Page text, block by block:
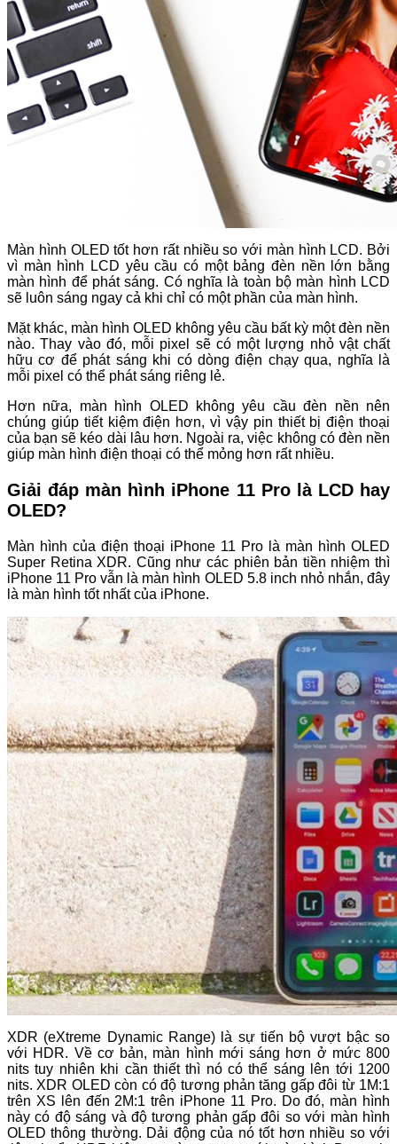
Màn hình OLED tốt hơn rất nhiều so với màn hình LCD. Bởi
vì màn hình LCD yêu cầu có một bảng đèn nền lớn bằng
màn hình để phát sáng. Có nghĩa là toàn bộ màn hình LCD
sẽ luôn sáng ngay cả khi chỉ có một phần của màn hình.
Mặt khác, màn hình OLED không yêu cầu bất kỳ một đèn nền
nào. Thay vào đó, mỗi pixel sẽ có một lượng nhỏ vật chất
hữu cơ để phát sáng khi có dòng điện chạy qua, nghĩa là
mỗi pixel có thể phát sáng riêng lẻ.
Hơn nữa, màn hình OLED không yêu cầu đèn nền nên
chúng giúp tiết kiệm điện hơn, vì vậy pin thiết bị điện thoại
của bạn sẽ kéo dài lâu hơn. Ngoài ra, việc không có đèn nền
giúp màn hình điện thoại có thể mỏng hơn rất nhiều.
Giải đáp màn hình iPhone 11 Pro là LCD hay
OLED?
Màn hình của điện thoại iPhone 11 Pro là màn hình OLED
Super Retina XDR. Cũng như các phiên bản tiền nhiệm thì
iPhone 11 Pro vẫn là màn hình OLED 5.8 inch nhỏ nhắn, đây
là màn hình tốt nhất của iPhone.
XDR (eXtreme Dynamic Range) là sự tiến bộ vượt bậc so
với HDR. Về cơ bản, màn hình mới sáng hơn ở mức 800
nits tuy nhiên khi cần thiết thì nó có thể sáng lên tới 1200
nits. XDR OLED còn có độ tương phản tăng gấp đôi từ 1M:1
trên XS lên đến 2M:1 trên iPhone 11 Pro. Do đó, màn hình
này có độ sáng và độ tương phản gấp đôi so với màn hình
OLED thông thường. Dải động của nó tốt hơn nhiều so với